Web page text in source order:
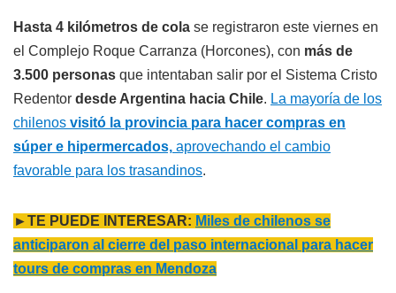
Hasta 4 kilómetros de cola se registraron este viernes en
el Complejo Roque Carranza (Horcones), con más de
3.500 personas que intentaban salir por el Sistema Cristo
Redentor desde Argentina hacia Chile. La mayoría de los
chilenos visitó la provincia para hacer compras en
súper e hipermercados, aprovechando el cambio
favorable para los trasandinos.
►TE PUEDE INTERESAR: Miles de chilenos se
anticiparon al cierre del paso internacional para hacer
tours de compras en Mendoza